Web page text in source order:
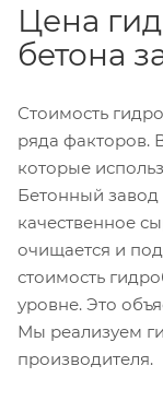
Цена
бетона
Стоимость
ряда факторов.
которые
Бетонный завод
качественное
очищается и
стоимость
уровне. Это
Мы реализуем
производителя.